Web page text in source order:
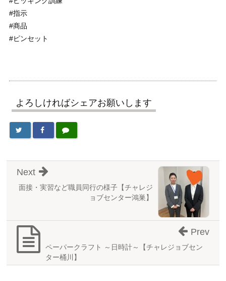
#指示
#商品
#ピンセット
よろしければシェアお願いします
面接・実習など職員同行の様子【チャレジ
ョブセンター鴻巣】
Next
ペーパークラフト ～日時計～【チャレジョブセン
ター桶川】
Prev